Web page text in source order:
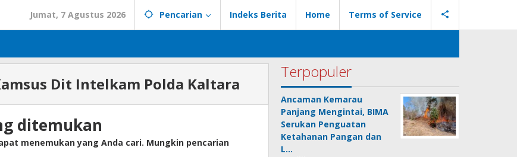
Jumat, 7 Agustus 2026 Pencarian Indeks Berita Home Terms of Service
Dit Intelkam Polda Kaltara
ditemukan
menemukan yang Anda cari. Mungkin pencarian
Terpopuler
Ancaman Kemarau
Panjang Mengintai, BIMA
Serukan Penguatan
Ketahanan Pangan dan
L…